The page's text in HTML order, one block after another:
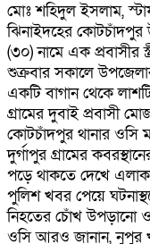
মোঃ শহিদুল ইসলাম,
ঝিনাইদহের
(৩০) নামে এক প্রবাসীর
শুক্রবার সকালে
একটি বাগান থেকে
গ্রামের দুবাই প্রবাসী
কোটচাঁদপুর থানার ওসি
দুর্গাপুর গ্রামের
পড়ে থাকতে দেখে
পুলিশ খবর পেয়ে
নিহতের চোঁখ উপড়ানো ও
ওসি আরও জানান, নুপুর